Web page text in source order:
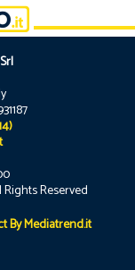
Reserved
By Mediatrend.it